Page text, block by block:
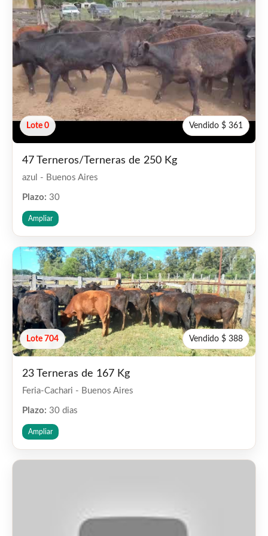
Lote 0 Vendido $ 361
47 Terneros/Terneras de 250 Kg
azul - Buenos Aires
Plazo: 30
Ampliar
Lote 704 Vendido $ 388
23 Terneras de 167 Kg
Feria-Cachari - Buenos Aires
Plazo: 30 dias
Ampliar